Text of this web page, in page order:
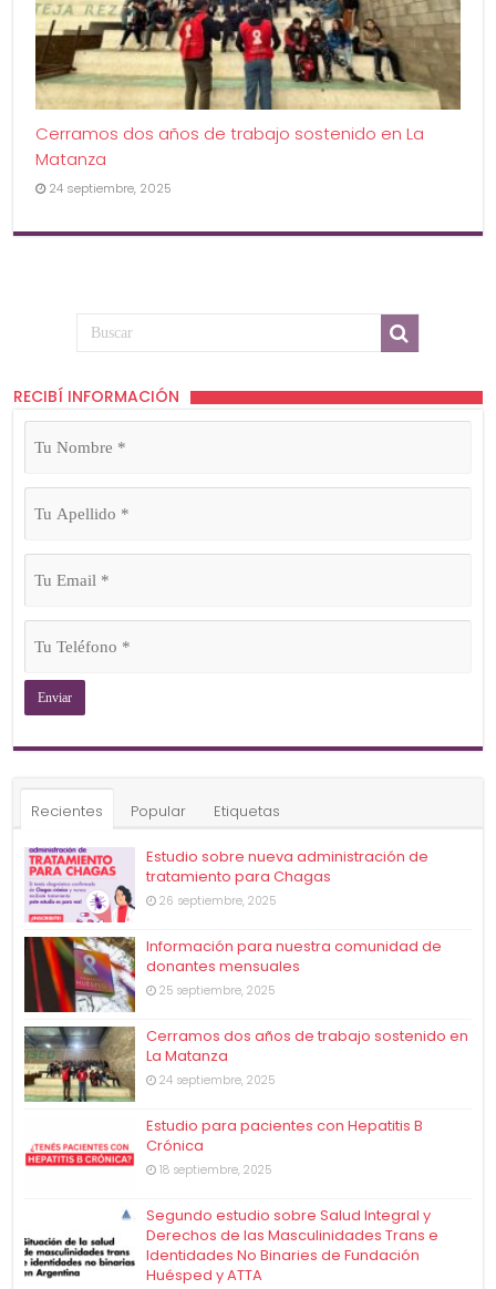
Cerramos dos años de trabajo sostenido en La
Matanza
24 septiembre, 2025
RECIBÍ INFORMACIÓN
Tu
Nombre
Tu
Apellido
Tu
Email
Tu
Teléfono
Recientes Popular Etiquetas
Estudio sobre nueva administración de
tratamiento para Chagas
26 septiembre, 2025
Información para nuestra comunidad de
donantes mensuales
25 septiembre, 2025
Cerramos dos años de trabajo sostenido en
La Matanza
24 septiembre, 2025
Estudio para pacientes con Hepatitis B
Crónica
18 septiembre, 2025
Segundo estudio sobre Salud Integral y
Derechos de las Masculinidades Trans e
Identidades No Binaries de Fundación
Huésped y ATTA